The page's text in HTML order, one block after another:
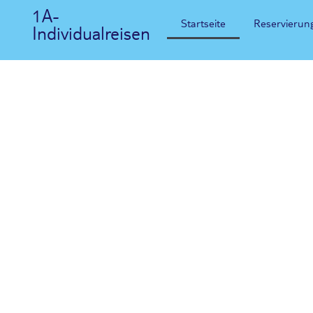
1A-
Individualreisen Startseite